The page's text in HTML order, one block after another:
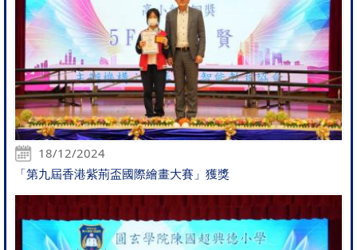
18/12/2024
「第九屆香港紫荊盃國際繪畫大賽」獲獎